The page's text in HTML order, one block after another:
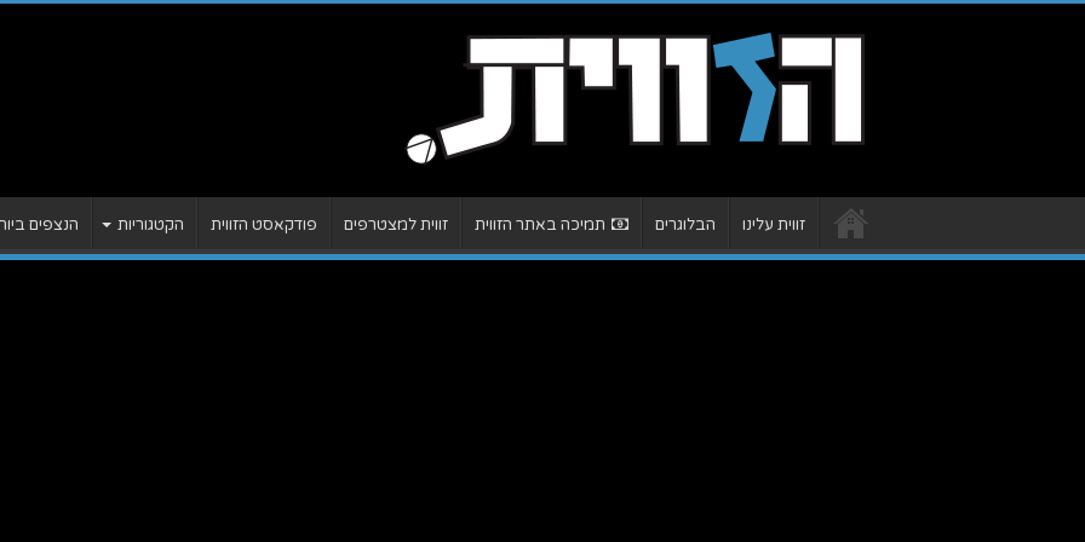
זווית עלינו הבלוגרים תמיכה באתר הזווית זווית למצטרפים פודקאסט הזווית הקטגוריות הנצפים